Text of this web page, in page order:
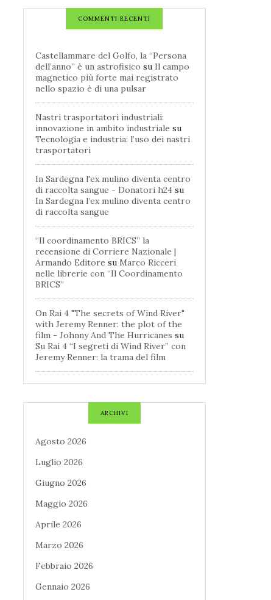
COMMENTI RECENTI
Castellammare del Golfo, la “Persona
dell’anno” è un astrofisico su Il campo
magnetico più forte mai registrato
nello spazio è di una pulsar
Nastri trasportatori industriali:
innovazione in ambito industriale su
Tecnologia e industria: l’uso dei nastri
trasportatori
In Sardegna l'ex mulino diventa centro
di raccolta sangue - Donatori h24 su
In Sardegna l’ex mulino diventa centro
di raccolta sangue
“Il coordinamento BRICS” la
recensione di Corriere Nazionale |
Armando Editore su Marco Ricceri
nelle librerie con “Il Coordinamento
BRICS”
On Rai 4 "The secrets of Wind River"
with Jeremy Renner: the plot of the
film - Johnny And The Hurricanes su
Su Rai 4 “I segreti di Wind River” con
Jeremy Renner: la trama del film
ARCHIVI
Agosto 2026
Luglio 2026
Giugno 2026
Maggio 2026
Aprile 2026
Marzo 2026
Febbraio 2026
Gennaio 2026